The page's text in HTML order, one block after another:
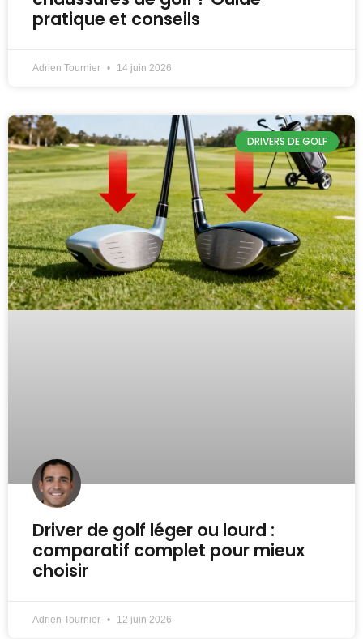
pratique et conseils
Adrien Tournier 14 juin 2026
DRIVERS DE GOLF
Driver de golf léger ou lourd :
comparatif complet pour mieux
choisir
Adrien Tournier 12 juin 2026